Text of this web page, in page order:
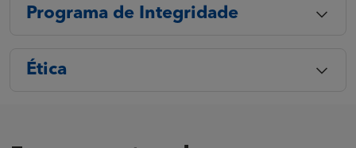
Programa de Integridade
Ética